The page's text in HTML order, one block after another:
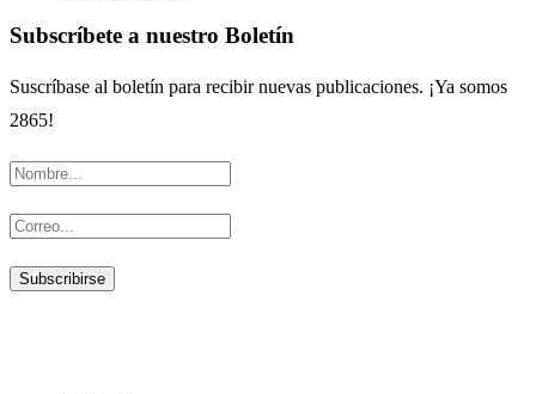
Subscríbete a nuestro Boletín
Suscríbase al boletín para recibir nuevas publicaciones. ¡Ya somos
2865!